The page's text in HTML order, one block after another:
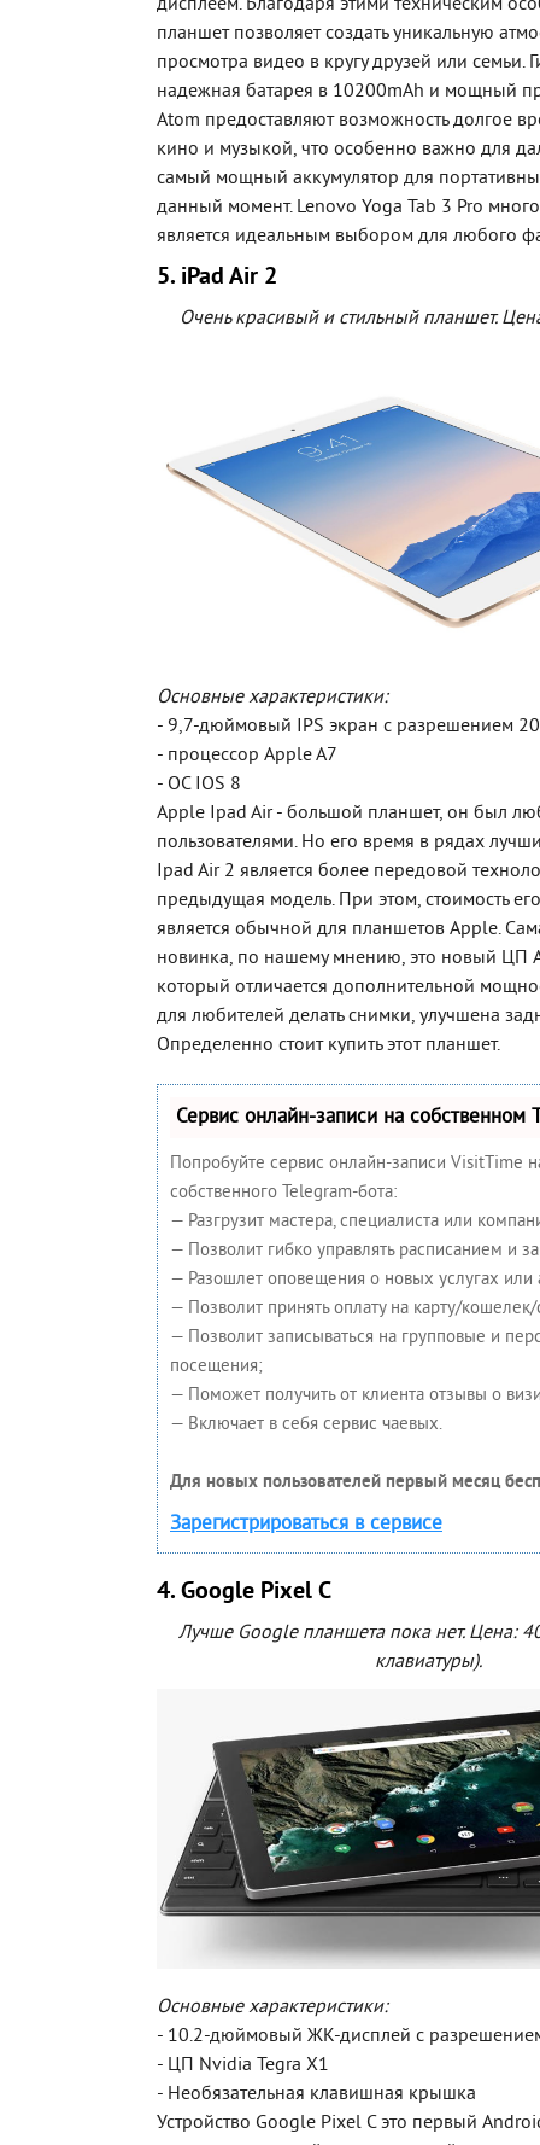
планшет позволяет создать уникальную
просмотра видео в кругу друзей или семьи.
надежная батарея в 10200mAh и мощный
Atom предоставляют возможность долгое
кино и музыкой, что особенно важно для
самый мощный аккумулятор для
данный момент. Lenovo Yoga Tab 3 Pro
является идеальным выбором для любого
5. iPad Air 2
Очень красивый и стильный планшет.
Основные характеристики:
- 9,7-дюймовый IPS экран с разрешением
- процессор Apple A7
- ОС IOS 8
Apple Ipad Air - большой планшет, он был
пользователями. Но его время в рядах
Ipad Air 2 является более передовой
предыдущая модель. При этом, стоимость
является обычной для планшетов Apple.
новинка, по нашему мнению, это новый ЦП
который отличается дополнительной
для любителей делать снимки, улучшена
Определенно стоит купить этот планшет.
Сервис онлайн-записи на собственном
Попробуйте сервис онлайн-записи VisitTime
собственного Telegram-бота:
— Разгрузит мастера, специалиста или
— Позволит гибко управлять расписанием и
— Разошлет оповещения о новых услугах или
— Позволит принять оплату на карту/кошелек/
— Позволит записываться на групповые и
посещения;
— Поможет получить от клиента отзывы о
— Включает в себя сервис чаевых.
Для новых пользователей первый месяц
Зарегистрироваться в сервисе
4. Google Pixel C
Лучше Google планшета пока нет. Цена:
клавиатуры).
Основные характеристики:
- 10.2-дюймовый ЖК-дисплей с
- ЦП Nvidia Tegra X1
- Необязательная клавишная крышка
Устройство Google Pixel C это первый